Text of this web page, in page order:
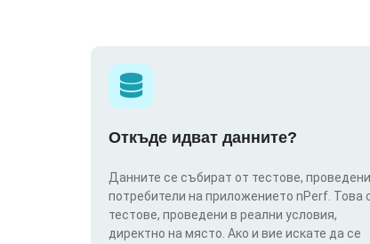
Откъде идват данните?
Данните се събират от тестове,
потребители на приложението nPerf. Това
тестове, проведени в реални условия,
директно на място. Ако и вие искате да се